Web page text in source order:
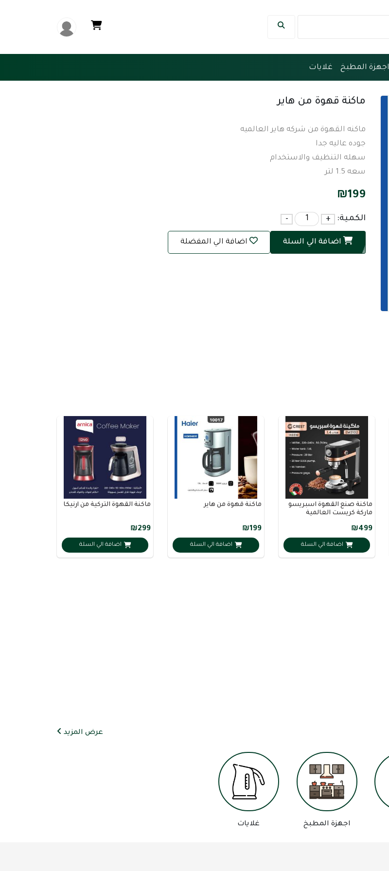
اجهزة المطبخ غلايات
ماكنة قهوة من هاير
ماكنه القهوة من شركه هاير العالميه
جوده عاليه جدا
سهله التنظيف والاستخدام
سعه 1.5 لتر
₪199
الكمية: +
-
اضافة الي السلة اضافة الي المفضلة
ماكنة صنع القهوة اسبريسو
ماركة كريست العالمية
₪499
اضافة الي السلة
ماكنة قهوة من هاير
₪199
اضافة الي السلة
ماكنة القهوة التركية من أرنيكا
₪299
اضافة الي السلة
عرض المزيد
اجهزة المطبخ غلايات